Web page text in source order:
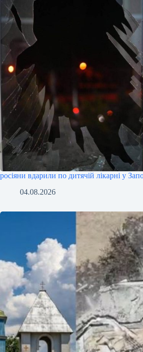
росіяни вдарили по дитячій лікарні у
04.08.2026